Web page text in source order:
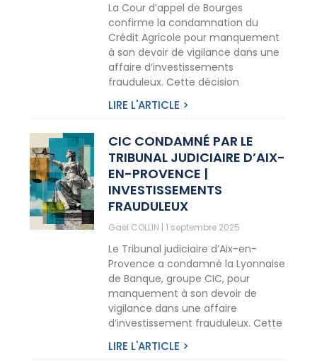
La Cour d’appel de Bourges
confirme la condamnation du
Crédit Agricole pour manquement
à son devoir de vigilance dans une
affaire d’investissements
frauduleux. Cette décision
LIRE L'ARTICLE >
CIC CONDAMNÉ PAR LE
TRIBUNAL JUDICIAIRE D’AIX-
EN-PROVENCE |
INVESTISSEMENTS
FRAUDULEUX
Gaël COLLIN 1 septembre 2025
Le Tribunal judiciaire d’Aix-en-
Provence a condamné la Lyonnaise
de Banque, groupe CIC, pour
manquement à son devoir de
vigilance dans une affaire
d’investissement frauduleux. Cette
LIRE L'ARTICLE >